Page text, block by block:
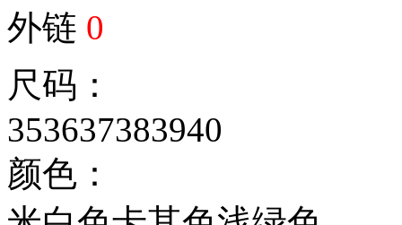
外链 0
尺码：
353637383940
颜色：